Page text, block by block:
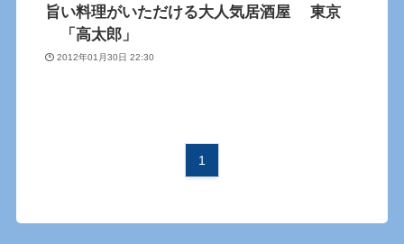
旨い料理がいただける大人気居酒屋 東京
「高太郎」
2012年01月30日 22:30
1